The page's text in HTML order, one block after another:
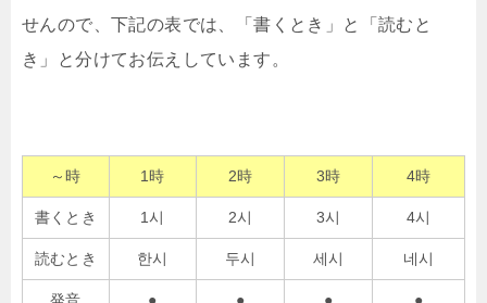
せんので、下記の表では、「書くとき」と「読むと
き」と分けてお伝えしています。
～時 1時 2時 3時 4時
書くとき 1시 2시 3시 4시
読むとき 한시 두시 세시 네시